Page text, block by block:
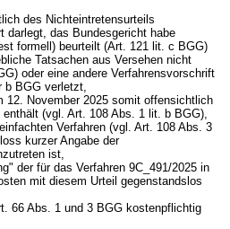
des Nichteintretensurteils
darlegt, das Bundesgericht habe
formell) beurteilt (Art. 121 lit. c BGG)
Tatsachen aus Versehen nicht
) oder eine andere Verfahrensvorschrift
b BGG verletzt,
12. November 2025 somit offensichtlich
enthält (vgl. Art. 108 Abs. 1 lit. b BGG),
Verfahren (vgl. Art. 108 Abs. 3
kurzer Angabe der
ist,
der für das Verfahren 9C_491/2025 in
mit diesem Urteil gegenstandslos
66 Abs. 1 und 3 BGG kostenpflichtig